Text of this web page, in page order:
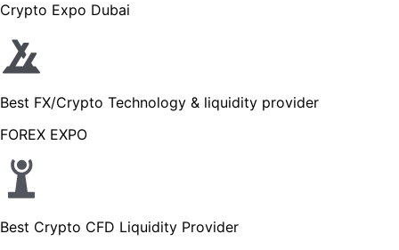
Crypto Expo Dubai
Best FX/Crypto Technology & liquidity provider
FOREX EXPO
Best Crypto CFD Liquidity Provider